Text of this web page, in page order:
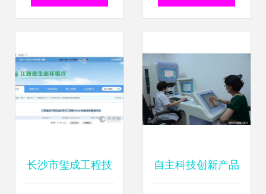
方平台解析
长沙市玺成工程技 自主科技创新产品